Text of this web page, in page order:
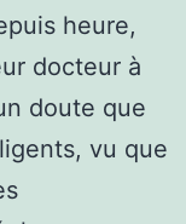
heure,
docteur à
doute que
vu que